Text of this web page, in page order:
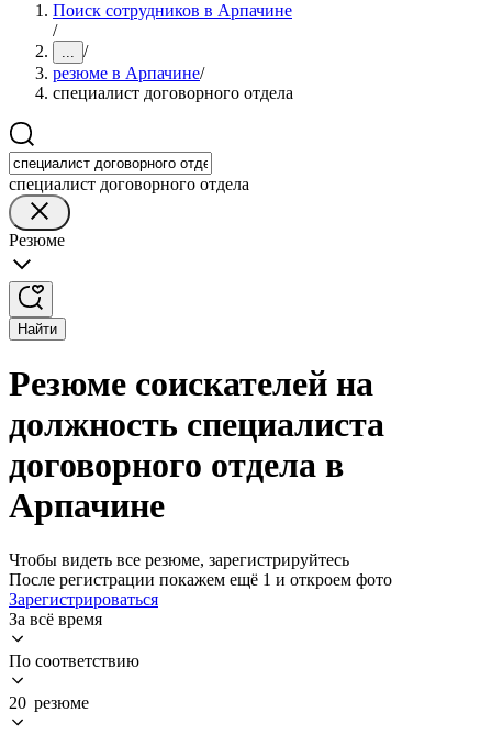
Поиск сотрудников в Арпачине
/
... /
резюме в Арпачине/
специалист договорного отдела
специалист договорного отдела
Резюме
Найти
Резюме соискателей на
должность специалиста
договорного отдела в
Арпачине
Чтобы видеть все резюме, зарегистрируйтесь
После регистрации покажем ещё 1 и откроем фото
Зарегистрироваться
За всё время
По соответствию
20 резюме